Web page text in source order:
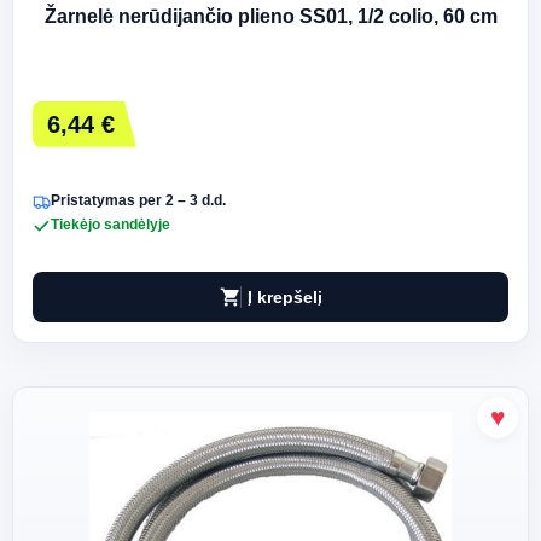
Žarnelė nerūdijančio plieno SS01, 1/2 colio, 60 cm
6,44 €
Pristatymas per 2 – 3 d.d.
Tiekėjo sandėlyje
shopping_cart Į krepšelį